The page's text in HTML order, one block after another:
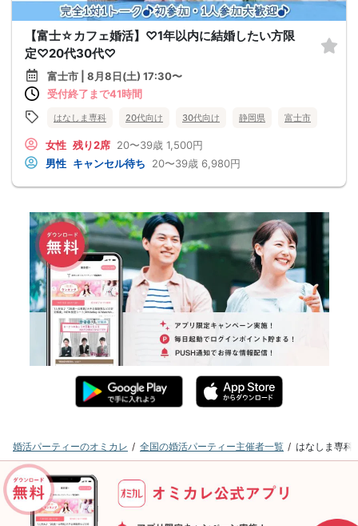
【富士☆カフェ婚活】♡1年以内に結婚したい方限
定♡20代30代♡
富士市 | 8月8日(土) 17:30〜
受付終了まで41時間
はなしま専科 20代向け 30代向け 静岡県 富士市
女性 残り2席 20〜39歳 1,500円
男性 キャンセル待ち 20〜39歳 6,980円
婚活パーティーのオミカレ 全国の婚活パーティー主催者一覧 はなしま専科